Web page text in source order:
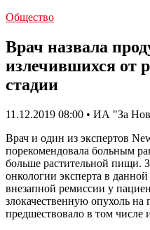
Общество
Врач назвала
излечившихся от
стадии
11.12.2019 08:00 • ИА "За
Врач и один из экспертов
порекомендовала больным
больше растительной пищи.
онкологии эксперта в
внезапной ремиссии у
злокачественную опухоль на
предшествовало в том числе